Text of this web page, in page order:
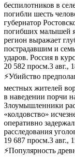
беспилотников в
погибли шесть
губернатор
погибших малышей
регион выражает
пострадавшим и
ударов. Россия в
20 582 просм.3 авг.,
⚡Убийство
местных жителей
в наведении порчи
Злоумышленники
«колдовство»
оперативно
расследования
19 687 просм.3 авг.,
⚡Популярность